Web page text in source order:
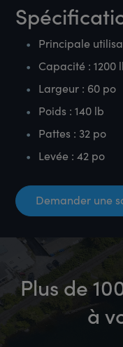
Principale
Capacité : 1200
Largeur : 60 po
Poids : 140 lb
Pattes : 32 po
Levée : 42 po
Demander une
Plus de
à